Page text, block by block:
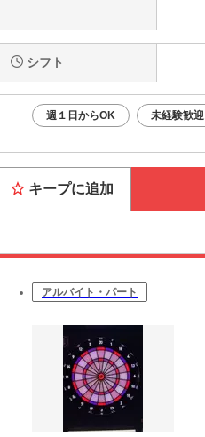
シフト
週１日からOK 未経験歓迎
キープに追加
アルバイト・パート